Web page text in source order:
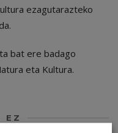
ezagutarazteko
bat ere badago
eta Kultura.
EZ